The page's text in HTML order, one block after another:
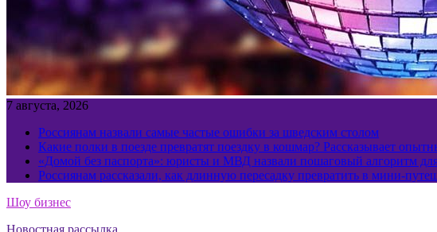
7 августа, 2026
Россиянам назвали самые частые ошибки за шведским столом
Какие полки в поезде превратят поездку в кошмар? Рассказывает
«Домой без паспорта»: юристы и МВД назвали пошаговый алгоритм
Россиянам рассказали, как длинную пересадку превратить в мини-
Шоу бизнес
Новостная рассылка